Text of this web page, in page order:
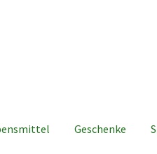
Geschenke